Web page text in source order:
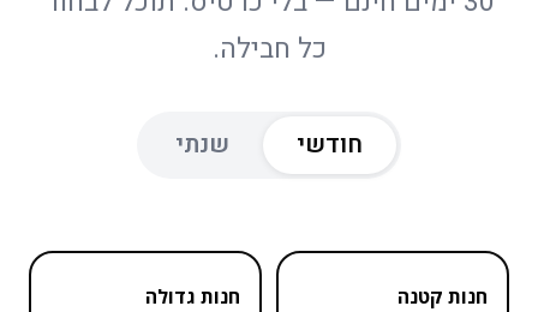
כל חבילה.
חודשי שנתי
חנות קטנה חנות גדולה